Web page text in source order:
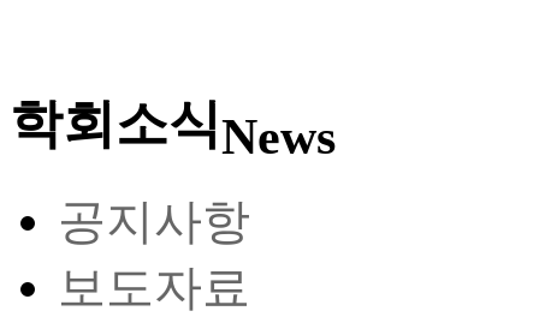
학회소식News
공지사항
보도자료